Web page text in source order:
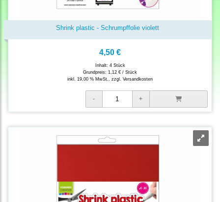
Shrink plastic - Schrumpffolie violett
4,50 €
Inhalt: 4 Stück
Grundpreis: 1,12 € / Stück
inkl. 19,00 % MwSt., zzgl. Versandkosten